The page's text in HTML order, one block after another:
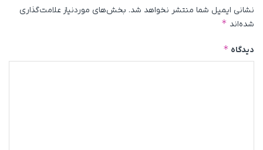
نشانی ایمیل شما منتشر نخواهد شد. بخش‌های موردنیاز علامت‌گذاری
شده‌اند *
دیدگاه *